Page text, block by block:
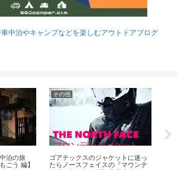
中泊やキャンプなどを楽しむアウトドアブログ
泊の旅
ごう 編】
その他
ゴアテックスのジャケットに迷っ
たらノースフェイスの『マウンテ